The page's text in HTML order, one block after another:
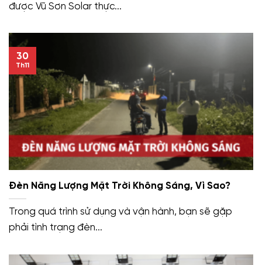
được Vũ Sơn Solar thực...
Đèn Năng Lượng Mặt Trời Không Sáng, Vì Sao?
Trong quá trình sử dụng và vận hành, bạn sẽ gặp
phải tình trạng đèn...
30
Th11